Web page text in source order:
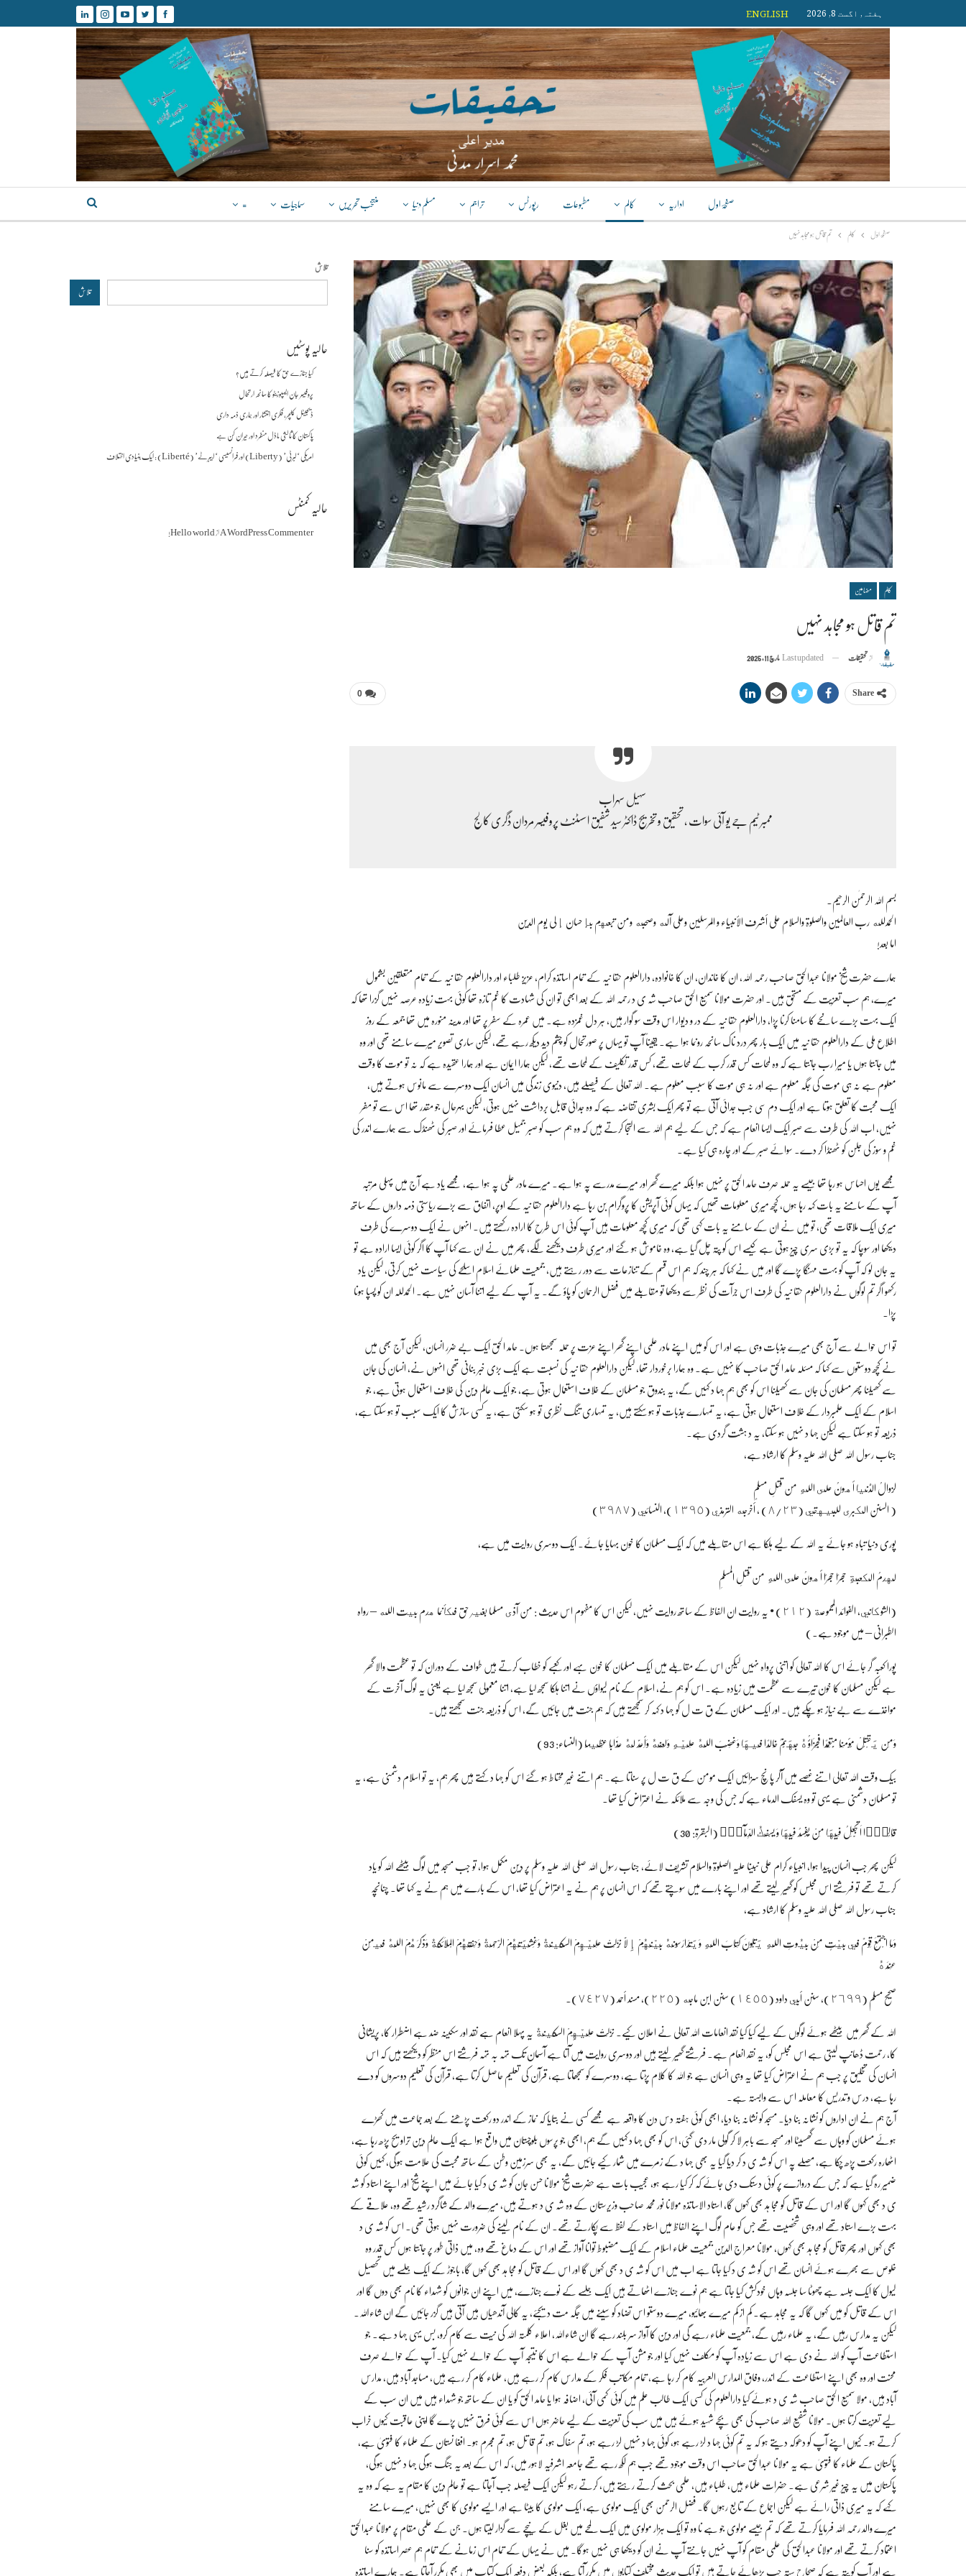
ہفتہ, اگست 8, 2026 ENGLISH
صفحۂ اول اداریہ کالم مطبوعات رپورٹس تراجم مسلم دنیا منتخب تحریریں سماجیات =
صفحۂ اوّل کالم تم قاتل ہو مجاہد نہیں
کالم مضامین
تم قاتل ہو مجاہد نہیں
از تحقیقات Last updated مارچ 11, 2025
0 Share
سہیل سہراب
ممبر ٹیم جے یو آئی سوات ، تحقیق و تخریج ڈاکٹر سید شفیق اسسٹنٹ پروفیسر مردان ڈگری کالج
بسم اللہ الرحمٰن الرحیم۔
الحمدلله رب العالمین والصلوۃ والسلام علی أشرف الأنبیاء و المرسلین وعلی آله وصحبه ومن تبعهم بإحسان إلی یوم الدین
اما بعد!
ہمارے حضرت شیخ مولانا عبدالحق صاحب رحمہ اللہ، ان کا خاندان، ان کا خانوادہ، دارالعلوم حقا نیہ کے تمام اساتذہ کرام، عزیز طلباء اور دارالعلوم حقا نیہ کے تمام متعلقین بشمول
میرے، ہم سب تعزیت کے مستحق ہیں۔ اور حضرت مولانا سمیع الحق صاحب شہ ی د رحمہ اللہ کے بعد ابھی تو ان کی شہادت کا غم تازہ تھا کوئی بہت زیادہ عرصہ نہیں گزرا تھا کہ
ایک بہت بڑے سانحے کا سامنا کرنا پڑا، دارالعلوم حقا نیہ کے در و دیوار اس وقت سو گوار ہیں، ہر دل غمزدہ ہے۔ میں عمرہ کے سفر پر تھا اور مدینہ منورہ میں تھا جمعہ کے روز
اطلاع ملی کے دارالعلوم حقا نیہ میں ایک بار پھر درد ناک سانحہ رونما ہوا ہے۔ یقیناً آپ تو یہاں پر صورتحال کو چشم دید دیکھ رہے تھے، لیکن ساری تصویر میرے سامنے تھی اور وہ
میں جانتا ہوں یا میرا رب جانتا ہے کہ وہ لمحات کس قدر کرب کے لمحات تھے، کس قدر تکلیف کے لمحات تھے، لیکن ہمارا ایمان ہے اور ہمارا عقیدہ ہے کہ نہ تو موت کا وقت
معلوم ہے نہ ہی موت کی جگہ معلوم ہے اور نہ ہی موت کا سبب معلوم ہے۔ اللہ تعالی کے فیصلے ہیں، دنیوی زندگی میں انسان ایک دوسرے سے مانوس ہوتے ہیں،
ایک محبت کا تعلق ہوتا ہے اور ایک دم سی جب جدائی آتی ہے تو پھر ایک بشری تقاضہ ہے کہ وہ جدائی قابل برداشت نہیں ہوتی، لیکن بہرحال جو مقدر تھا اس سے تو مفر
نہیں، اب اللہ کی طرف سے صبر ایک ایسا انعام ہے کہ جس کے لیے ہم اللہ سے التجا کرتے ہیں کہ وہ ہم سب کو صبر جمیل عطا فرمائے اور صبر کی ٹھنڈک سے ہمارے اندر کی
غم و سوز کی جلن کو ٹھنڈا کر دے۔ سوائے صبر کے اور چارہ ہی کیا ہے۔
مجھے یوں احساس ہو رہا تھا جیسے یہ حملہ صرف حامد الحق پر نہیں ہوا بلکہ میرے گھر اور میرے مدرسے پہ ہوا ہے۔ میرے مادر علمی پہ ہوا ہے، مجھے یاد ہے آج میں پہلی مرتبہ
آپ کے سامنے یہ بات کہہ رہا ہوں، کچھ میری معلومات تھیں کہ یہاں کوئی آپریشن کا پروگرام بن رہا ہے دارالعلوم حقا نیہ کے اوپر، اتفاق سے بڑے ریاستی ذمہ داروں کے ساتھ
میری ایک ملاقات تھی، تو میں نے ان کے سامنے یہ بات کہی تھی کہ میری کچھ معلومات ہیں آپ کوئی اس طرح کا ارادہ رکھتے ہیں۔ انہوں نے ایک دوسرے کی طرف
دیکھا اور سوچا کہ یہ تو بڑی سری چیز ہوتی ہے کیسے اس کو پتہ چل گیا ہے، وہ خاموش ہو گئے اور میری طرف دیکھنے لگے، پھر میں نے ان سے کہا آپ کا اگر کوئی ایسا ارادہ ہے تو
یہ جان لو کہ آپ کو بہت مہنگا پڑے گا اور میں نے کہا کہ ہر چند کہ ہم اس قسم کے تنازعات سے دور رہتے ہیں، جمعیت علمائے اسلام اسلحے کی سیاست نہیں کرتی، لیکن یاد
رکھو اگر تم لوگوں نے دارالعلوم حقا نیہ کی طرف اس جرآت کی نظر سے دیکھا تو مقابلے میں فضل الرحمان کو پاؤ گے۔ یہ آپ کے لیے اتنا آسان نہیں ہے۔ الحمدللہ ان کو پسپا ہونا
پڑا۔
تو اس حوالے سے آج بھی میرے جذبات وہی ہے اور اس کو میں اپنے مادر علمی اپنے گھر اپنے عزت پر حملہ سمجھتا ہوں۔ حامد الحق ایک بے ضرر انسان، لیکن آج بھی میں
نے کچھ دوستوں سے کہا کہ مسئلہ حامد الحق صاحب کا نہیں ہے۔ وہ ہمارا برخوردار تھا، لیکن دارالعلوم حقا نیہ کی نسبت ہے ایک بڑی خبر بنانی تھی انہوں نے، انسان کی جان
سے کھیلنا پھر مسلمان کی جان سے کھیلنا اس کو بھی ہم جہا د کہیں گے، یہ بندوق جو مسلمان کے خلاف استعمال ہوتی ہے، جو ایک عالم دین کی خلاف استعمال ہوتی ہے، جو
اسلام کے ایک علمبردار کے خلاف استعمال ہوتی ہے، یہ تمہارے جذبات تو ہو سکتے ہیں، یہ تمہاری تنگ نظری تو ہو سکتی ہے، یہ کسی سازش کا ایک سبب تو ہو سکتا ہے،
ذریعہ تو ہو سکتا ہے لیکن جہا د نہیں ہو سکتا، یہ د ہشت گردی ہے۔
جناب رسول اللہ صلی اللہ علیہ وسلم کا ارشاد ہے،
لزوالُ الدُّنيا أهونُ على اللهِ من قتلِ مسلمٍ
( السنن الكبرى للبيهقي (٨/٢٣) ، أخرجه الترمذي (١٣٩٥)، النسائي (٣٩٨٧)
پوری دنیا تباہ ہو جائے یہ اللہ کے لیے ہلکا ہے اس مقابلے میں کہ ایک مسلمان کا خون بہایا جائے۔ ایک دوسری روایت میں ہے،
لهدمُ الكعبةِ حجرًا حجرًا أهونُ على اللهِ من قتلِ المسلمِ
(الشوكاني، الفوائد المجموعة (٢١٢) • یہ روایت ان الفاظ کے ساتھ روایت نہیں، لیکن اس کا مفہوم اس حدیث : من آذى مسلما بغير حق فكأنما هدم بيت الله – رواہ
الطبرانی – میں موجود ہے۔)
پورا کعبہ گر جائے اس کا اللہ تعالی کو اتنی پرواہ نہیں لیکن اس کے مقابلے میں ایک مسلمان کا خون بہے اور کعبے کو خطاب کرتے ہیں طواف کے دوران کہ تو عظمت والا گھر
ہے لیکن مسلمان کا خون تیرے سے عظمت میں زیادہ ہے۔ اس کو ہم نے، اسلام کے نام لیواؤں نے اتنا ہلکا سمجھ لیا ہے، اتنا معمولی سمجھ لیا ہے یعنی یہ لوگ آخرت کے
مواخذے سے بے نیاز ہو چکے ہیں۔ اور ایک مسلمان کے ق ت ل کو جہا د کہہ کر سمجھتے ہیں کہ ہم جنت میں جائیں گے، اس کو ذریعہ جنت سمجھتے ہیں۔
وَمَن يَقْتُلْ مُؤْمِنًا مُّتَعَمِّدًا فَجَزَاؤُهُ جَهَنَّمُ خَالِدًا فِيهَا وَغَضِبَ اللَّهُ عَلَيْهِ وَلَعَنَهُ وَأَعَدَّ لَهُ عَذَابًا عَظِيمًا (النساء: 93)
بیک وقت اللہ تعالی اتنے غصے میں آکر پانچ سزائیں ایک مومن کے ق ت ل پر سناتا ہے۔ ہم اتنے غیر محتاط ہو گئے اس کو جہا د کہتے ہیں پھر ہم، یہ تو اسلام دشمنی ہے، یہ
تو مسلمان دشمنی ہے یہی تو وہ یسفک الدماء ہے کہ جس کی وجہ سے ملائکہ نے اعتراض کیا تھا۔
قَالُوْۤا اَتَجْعَلُ فِیْهَا مَنْ یُّفْسِدُ فِیْهَا وَ یَسْفِكُ الدِّمَآءَۚ (البقرۃ: 30)
لیکن پھر جب انسان پیدا ہوا، انبیاء کرام علی نبینا علیہ الصلوۃ والسلام تشریف لائے، جناب رسول اللہ صلی اللہ علیہ وسلم پر دین مکمل ہوا، تو جب مسجد میں لوگ بیٹھے اللہ کو یاد
کرتے تھے تو فرشتے اس مجلس کو گھیر لیتے تھے اور اپنے بارے میں سوچتے تھے کہ اس انسان پر ہم نے یہ اعتراض کیا تھا، اس کے بارے میں ہم نے یہ کہا تھا۔ چنانچہ
جناب رسول اللہ صلی اللہ علیہ وسلم کا ارشاد ہے،
وَمَا اجْتَمَعَ قَوْمٌ فِي بَيْتٍ مِنْ بُيُوتِ اللَّهِ يَتْلُونَ کِتَابَ اللَّهِ وَيَتَدَارَسُونَهُ بَيْنَهُمْ إِلَّا نَزَلَتْ عَلَيْهِمْ السَّکِينَةُ وَغَشِيَتْهُمْ الرَّحْمَةُ وَحَفَّتْهُمْ الْمَلَائِکَةُ وَذَکَرَهُمْ اللَّهُ فِيمَنْ
عِنْدَهُ
صحیح مسلم (٢٦٩٩)، سنن أبي داود (١٤٥٥) سنن ابن ماجه (٢٢٥)، مسند أحمد (٧٤٢٧)۔
اللہ کے گھر میں بیٹھے ہوئے لوگوں کے لیے کیا کیا نقد انعامات اللہ تعالی نے اعلان کیے۔ نَزَلَتْ عَلَيْهِمْ السَّکِينَةُ یہ پہلا انعام ہے نقد اور سکینہ ضد ہے اضطرار کا، پریشانی
کا، رحمت ڈھانپ لیتی ہے اس مجلس کو، یہ نقد انعام ہے۔ فرشتے گھیر لیتے ہیں اور دوسری روایت میں آتا ہے آسمان تک تہہ بہ تہہ فرشتے اس منظر کو دیکھتے ہیں کہ اس
انسان کی تخلیق پر جب ہم نے اعتراض کیا تھا یہ وہی انسان ہے جو اللہ کا کلام پڑتا ہے، دوسرے کو سمجھاتا ہے، قرآن کی تعلیم حاصل کرتا ہے، قرآن کی تعلیم دوسروں کو دے
رہا ہے، درس و تدریس کا معاملہ اس سے وابستہ ہے۔
آج ہم نے ان اداروں کو نشانہ بنا دیا۔ مسجد کو نشانہ بنا دیا، ابھی کوئی ہفتہ دس دن کا واقعہ ہے مجھے کسی نے بتایا کہ نماز کے اندر دو رکعت پڑھنے کے بعد جماعت میں کھڑے
ہوئے مسلمان کو وہاں سے گھسیٹا اور مسجد سے باہر لا کر گولی مار دی گئی، اس کو بھی جہا د کہیں گے ہم، ابھی جو پرسوں بلوچستان میں واقع ہوا ہے ایک عالم دین تراویح پڑھ رہا ہے،
اٹھارہ رکعت پڑھ چکا ہے، مصلے پہ اس کو شہ ی د کر دیا گیا یہ بھی جہا د کے زمرے میں شمار کیے جائیں گے، یہ بھی سرزمین وطن کے ساتھ محبت کی علامت ہوگی، کہیں کوئی
ضمیر رہ گیا ہے کہ جس کے دروازے پر کوئی دستک دی جائے کہ کر کیا رہے ہو، عجیب بات ہے حضرت شیخ مولانا حسن جان کو شہ ی د کیا جائے میں اپنے شیخ اور اپنے استاد کو شہ
ی د بھی کہوں گا اور اس کے قاتل کو مجا ہد بھی کہوں گا، استاد الاساتذہ مولانا نور محمد صاحب وزیرستان کے وہ شہ ی د ہوتے ہیں، میرے والد کے شاگرد رشید تھے وہ، علاقے کے
بہت بڑے استاد تھے اور وہی شخصیت تھے جس کو عام لوگ اپنے الفاظ میں استاد کے لفظ سے پکارتے تھے۔ ان کے نام لینے کی ضرورت نہیں ہوتی تھی۔ اس کو شہ ی د
بھی کہوں اور پھر قاتل کو مجا ہد بھی کہوں، مولانا معراج الدین جمعیت علماء اسلام کے ایک مضبوط توانا آواز تھے اور اس کے دماغ تھے وہ، میں ذاتی طور پر جانتا ہوں کس قدر وہ
خلوص سے بھرے ہوئے انسان تھے اس کو شہ ی د کیا جاتا ہے اب میں اس کو شہ ی د بھی کہوں گا اور اس کے قاتل کو مجا ہد بھی کہوں گا، باجوڑ کے ایک جلسے میں تحصیل
لیول کا ایک جلسہ ہے چھوٹا سا جلسہ وہاں خودکش کیا جاتا ہے ہم نوے جنازے اٹھاتے ہیں ایک جلسے کے نوے جنازے، میں اپنے ان جوانوں کو شہداء کا نام بھی دوں گا اور
اس کے قاتل کو میں کہوں گا کہ یہ مجاہد ہے۔ کم از کم میرے بھائیو، میرے دوستو اس تضاد کو سینے میں جگہ مت دیجئے، یہ کالی آندھیاں ہیں آتی ہیں گزر جائیں گے ان شاءاللہ۔
لیکن یہ مدارس رہیں گے، یہ علماء رہیں گے، جمعیت علماء رہے گی اور دین کا آواز سر بلند رہے گا ان شاءاللہ، اعلاء کلمتہ اللہ کی نیت سے کام کرو، بس یہی جہا د ہے۔ جو
استطاعت آپ کو اللہ نے دی ہے اس سے زیادہ آپ کو مکلف نہیں کیا اور جو مشن آپ کے حوالے ہے اس کا نتیجہ آپ کے حوالے نہیں کیا۔ آپ کے حوالے صرف
محنت اور وہ بھی اپنے استطاعت کے اندر، وفاق المدارس العربیہ کام کر رہا ہے، تمام مکاتب فکر کے مدارس کام کر رہے ہیں، علماء کام کر رہے ہیں، مساجد آباد ہیں، مدارس
آباد ہیں، مولا سمیع الحق صاحب شہ ی د ہوئے کیا دارالعلوم کی کسی ایک طالب علم میں کوئی کمی آئی، اضافہ ہوا یا حامد الحق کو یا ان کے ساتھ جو شہداء ہیں میں ان سب کے
لیے تعزیت کرتا ہوں۔ مولانا شفیع اللہ صاحب کی بھی بچے شہید ہوئے ہیں میں سب کی تعزیت کے لیے حاضر ہوں اس سے کوئی فرق نہیں پڑے گا اپنی عاقبت کیوں خراب
کرتے ہو۔ کیوں اپنے آپ کو دھوکہ دیتے ہو کہ یہ تم کوئی جہا د لڑ رہے ہو، کوئی جہا د نہیں لڑ رہے ہو، تم سفاک ہو، تم قا تل ہو، تم مجرم ہو۔ افغا نستان کے علماء کا فتویٰ ہے،
پاکستان کے علماء کا فتویٰ ہے یہ مولانا عبدالحق صاحب اس وقت موجود تھے جب ہم لکھ رہے تھے جامعہ اشرفیہ لاہور میں، کہ اس کے بعد یہ جنگ ہوگی جہا د نہیں ہوگی،
پاکستان میں یہ چیز غیر شرعی ہے۔ حضرات علماء ہیں، طلباء ہیں، علمی بحث کرتے رہتے ہیں، کرتے رہو لیکن ایک فیصلہ جب آجاتا ہے تو عالم دین کا مقام یہ ہے کہ وہ یہ
کہے کہ یہ میری ذاتی رائے ہے لیکن اجماع کے تابع رہوں گا۔ فضل الرحمن بھی ایک مولوی ہے، ایک مولوی کا بیٹا ہے اور ایسے مولوی کا بھی نہیں، میرے سامنے
میرے والد رحمہ اللہ فرمایا کرتے تھے کہ تم جیسے مولوی جو ہے نا وہ تو ایک ہزار مولوی میں ایک لمحے میں بغل کے نیچے سے گزار لیتا ہوں۔ جن کے علمی مقام پر مولانا عبدالحق
اعتماد کرتے تھے اور مولانا عبدالحق کی علمی مقام کو آپ نہیں جانتے آپ نے ان کو دیکھا ہی نہیں ہوگا۔ میں نے یہاں کے تمام اس زمانے کے تمام ہم عصر اساتذہ کو سنا
ہے اور آپ کو پتہ ہے کہ صحاح ستہ جب پڑھائے جاتے ہیں تو ایک حدیث مختلف کتابوں میں مکرر آتا ہے، بلکہ بعض دفعہ ایک کتاب میں بھی مکرر آجاتا ہے۔ ہمارے اساتذہ
تلاش
تلاش
حالیہ پوسٹیں
کیا جنازے حق کا فیصلہ کرتے ہیں؟
پروفیسر جان ایسپوزیٹو کا سانحہ ارتحال
ڈیجیٹل کلچر، فکری انتشار اور ہماری ذمہ داری
پاکستان کا ثالثی ماڈل منفرد اور حیران کن ہے
امریکی ‘لبرٹی’ (Liberty) اور فرانسیسی ‘لیبرٹے’ (Liberté) : ایک بنیادی اختلاف
حالیہ کمنٹس
A WordPress Commenter از Hello world!